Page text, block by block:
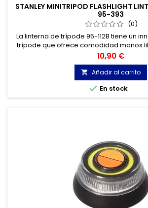
STANLEY MINITRIPOD FLASHLIGHT
95-393
(0)
La linterna de trípode 95-112B tiene un
trípode que ofrece comodidad manos
articulado para enfocar la luz con
necesita, por lo que es perfecta para un
de emergencia.
Precio
10,90 €
 Añadir al carrito
 En stock